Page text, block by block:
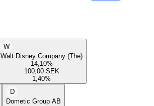
W
Walt Disney Company (The)
14,10%
100,00 SEK
1,40%
D
Dometic Group AB